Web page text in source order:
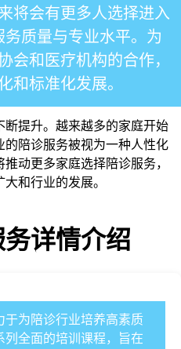
将会有更多人选择进入
质量与专业水平。为
会和医疗机构的合作，
和标准化发展。
提升。越来越多的家庭开始
陪诊服务被视为一种人性化
动更多家庭选择陪诊服务，
和行业的发展。
详情介绍
于为陪诊行业培养高素质
列全面的培训课程，旨在